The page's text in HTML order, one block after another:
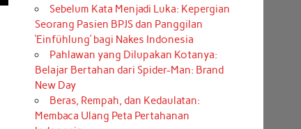
Sebelum Kata Menjadi Luka: Kepergian
Seorang Pasien BPJS dan Panggilan
‘Einfühlung’ bagi Nakes Indonesia
Pahlawan yang Dilupakan Kotanya:
Belajar Bertahan dari Spider-Man: Brand
New Day
Beras, Rempah, dan Kedaulatan:
Membaca Ulang Peta Pertahanan